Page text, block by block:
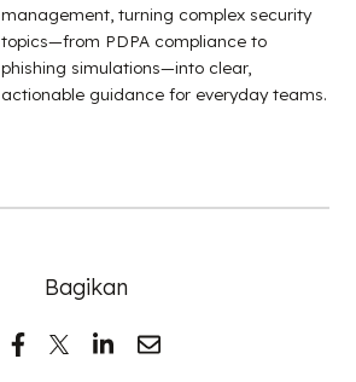
management, turning complex security
topics—from PDPA compliance to
phishing simulations—into clear,
actionable guidance for everyday teams.
Bagikan